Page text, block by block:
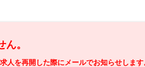
。
人を再開した際にメールでお知らせします